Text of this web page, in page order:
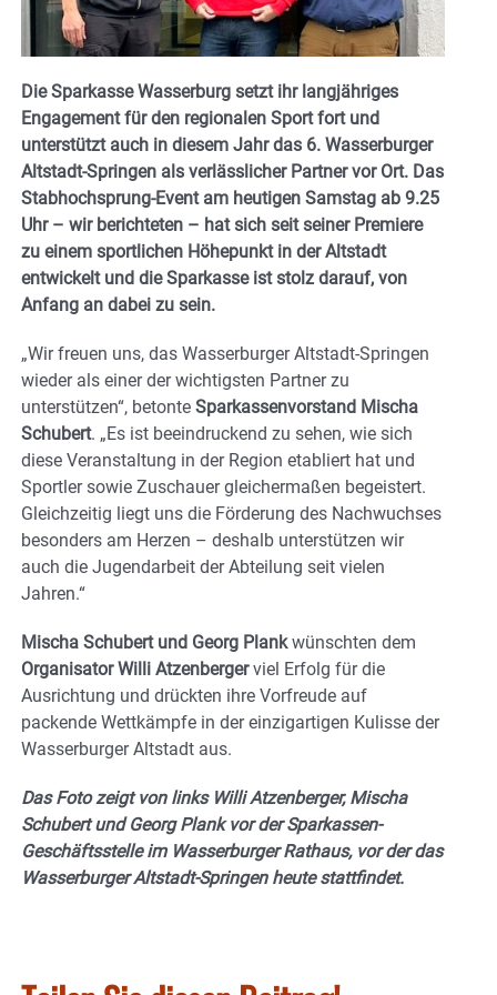
Die Sparkasse Wasserburg setzt ihr langjähriges
Engagement für den regionalen Sport fort und
unterstützt auch in diesem Jahr das 6. Wasserburger
Altstadt-Springen als verlässlicher Partner vor Ort. Das
Stabhochsprung-Event am heutigen Samstag ab 9.25
Uhr – wir berichteten – hat sich seit seiner Premiere
zu einem sportlichen Höhepunkt in der Altstadt
entwickelt und die Sparkasse ist stolz darauf, von
Anfang an dabei zu sein.
„Wir freuen uns, das Wasserburger Altstadt-Springen
wieder als einer der wichtigsten Partner zu
unterstützen“, betonte Sparkassenvorstand Mischa
Schubert. „Es ist beeindruckend zu sehen, wie sich
diese Veranstaltung in der Region etabliert hat und
Sportler sowie Zuschauer gleichermaßen begeistert.
Gleichzeitig liegt uns die Förderung des Nachwuchses
besonders am Herzen – deshalb unterstützen wir
auch die Jugendarbeit der Abteilung seit vielen
Jahren.“
Mischa Schubert und Georg Plankwünschten dem
Organisator Willi Atzenbergerviel Erfolg für die
Ausrichtung und drückten ihre Vorfreude auf
packende Wettkämpfe in der einzigartigen Kulisse der
Wasserburger Altstadt aus.
Das Foto zeigt von links Willi Atzenberger, Mischa
Schubert und Georg Plank vor der Sparkassen-
Geschäftsstelle im Wasserburger Rathaus, vor der das
Wasserburger Altstadt-Springen heute stattfindet.